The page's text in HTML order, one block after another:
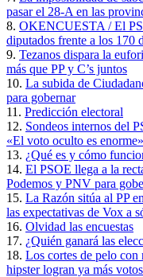
pasar el 28-A en las
8. OKENCUESTA / El
diputados frente a los 170
9. Tezanos dispara la
más que PP y C’s juntos
10. La subida de
para gobernar
11. Predicción electoral
12. Sondeos internos del
«El voto oculto es enorme»
13. ¿Qué es y cómo
14. El PSOE llega a la
Podemos y PNV para
15. La Razón sitúa al PP
las expectativas de Vox a
16. Olvidad las encuestas
17. ¿Quién ganará las
18. Los cortes de pelo con
hipster logran ya más